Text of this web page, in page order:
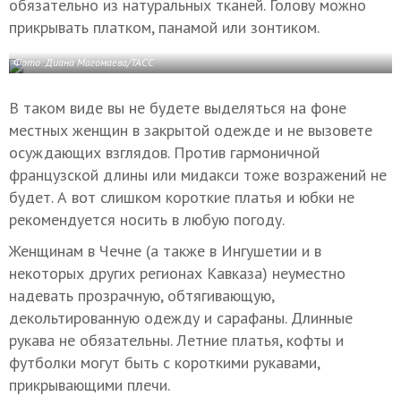
обязательно из натуральных тканей. Голову можно
прикрывать платком, панамой или зонтиком.
Фото: Диана Магомаева/ТАСС
В таком виде вы не будете выделяться на фоне
местных женщин в закрытой одежде и не вызовете
осуждающих взглядов. Против гармоничной
французской длины или мидакси тоже возражений не
будет. А вот слишком короткие платья и юбки не
рекомендуется носить в любую погоду.
Женщинам в Чечне (а также в Ингушетии и в
некоторых других регионах Кавказа) неуместно
надевать прозрачную, обтягивающую,
декольтированную одежду и сарафаны. Длинные
рукава не обязательны. Летние платья, кофты и
футболки могут быть с короткими рукавами,
прикрывающими плечи.